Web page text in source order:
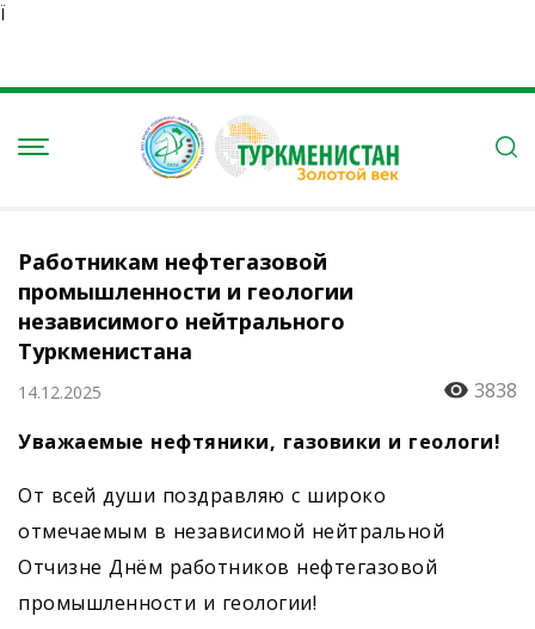
Ï
Работникам нефтегазовой
промышленности и геологии
независимого нейтрального
Туркменистана
14.12.2025
3838
Уважаемые нефтяники, газовики и геологи!
От всей души поздравляю с широко
отмечаемым в независимой нейтральной
Отчизне Днём работников нефтегазовой
промышленности и геологии!